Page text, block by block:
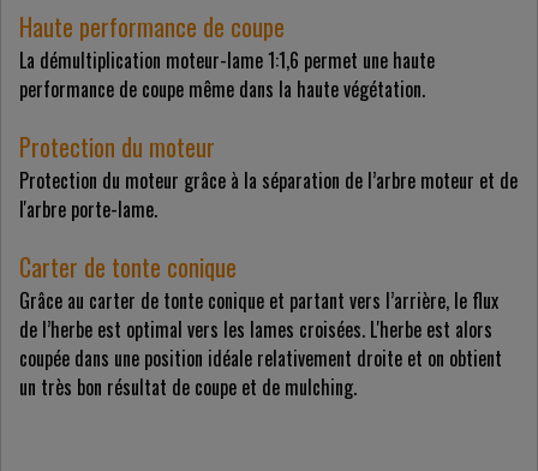
Haute performance de coupe
La démultiplication moteur-lame 1:1,6 permet une haute
performance de coupe même dans la haute végétation.
Protection du moteur
Protection du moteur grâce à la séparation de l’arbre moteur et de
l'arbre porte-lame.
Carter de tonte conique
Grâce au carter de tonte conique et partant vers l’arrière, le flux
de l’herbe est optimal vers les lames croisées. L'herbe est alors
coupée dans une position idéale relativement droite et on obtient
un très bon résultat de coupe et de mulching.